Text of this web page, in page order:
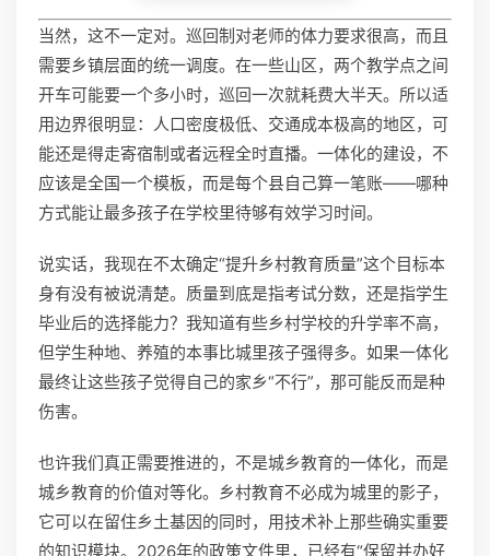
当然，这不一定对。巡回制对老师的体力要求很高，而且
需要乡镇层面的统一调度。在一些山区，两个教学点之间
开车可能要一个多小时，巡回一次就耗费大半天。所以适
用边界很明显：人口密度极低、交通成本极高的地区，可
能还是得走寄宿制或者远程全时直播。一体化的建设，不
应该是全国一个模板，而是每个县自己算一笔账——哪种
方式能让最多孩子在学校里待够有效学习时间。
说实话，我现在不太确定“提升乡村教育质量”这个目标本
身有没有被说清楚。质量到底是指考试分数，还是指学生
毕业后的选择能力？我知道有些乡村学校的升学率不高，
但学生种地、养殖的本事比城里孩子强得多。如果一体化
最终让这些孩子觉得自己的家乡“不行”，那可能反而是种
伤害。
也许我们真正需要推进的，不是城乡教育的一体化，而是
城乡教育的价值对等化。乡村教育不必成为城里的影子，
它可以在留住乡土基因的同时，用技术补上那些确实重要
的知识模块。2026年的政策文件里，已经有“保留并办好